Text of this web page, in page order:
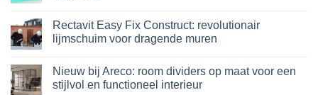
Rectavit Easy Fix Construct: revolutionair
lijmschuim voor dragende muren
Nieuw bij Areco: room dividers op maat voor een
stijlvol en functioneel interieur